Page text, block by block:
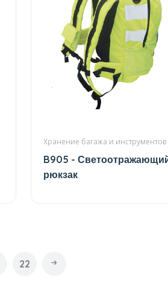
Хранение багажа и инструментов
B905 -
рюкзак
22